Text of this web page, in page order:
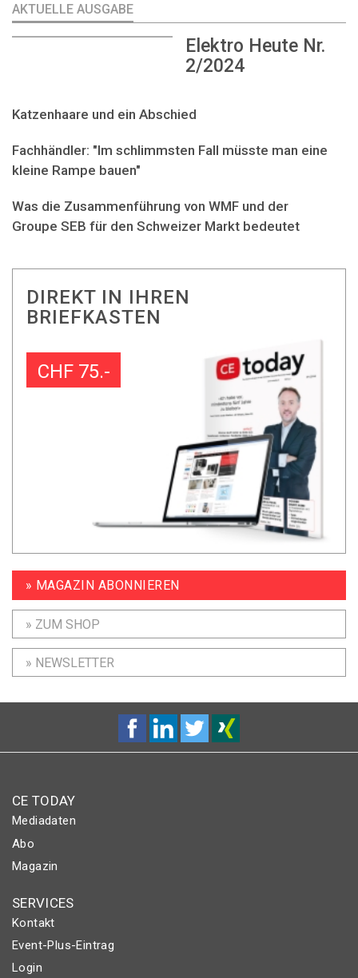
AKTUELLE AUSGABE
Elektro Heute Nr.
2/2024
Katzenhaare und ein Abschied
Fachhändler: "Im schlimmsten Fall müsste man eine
kleine Rampe bauen"
Was die Zusammenführung von WMF und der
Groupe SEB für den Schweizer Markt bedeutet
DIREKT IN IHREN
BRIEFKASTEN
CHF 75.-
» MAGAZIN ABONNIEREN
» ZUM SHOP
» NEWSLETTER
CE TODAY
Mediadaten
Abo
Magazin
SERVICES
Kontakt
Event-Plus-Eintrag
Login